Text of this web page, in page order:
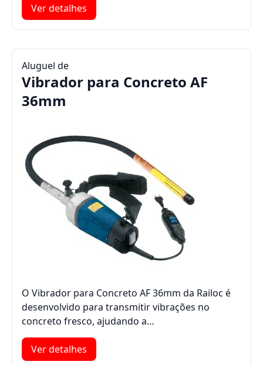
Ver detalhes
Aluguel de
Vibrador para Concreto AF
36mm
O Vibrador para Concreto AF 36mm da Railoc é
desenvolvido para transmitir vibrações no
concreto fresco, ajudando a…
Ver detalhes